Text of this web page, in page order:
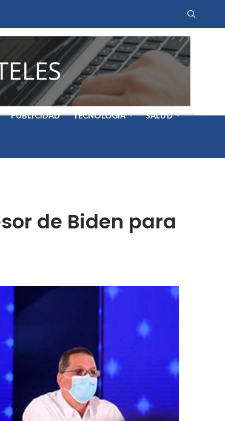
PUBLICIDAD TECNOLOGÍA SALUD
de Biden para